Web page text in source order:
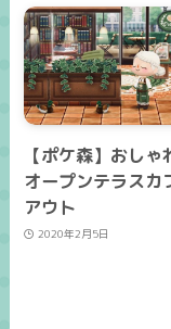
【ポケ森】おしゃ
オープンテラスカ
アウト
2020年2月5日